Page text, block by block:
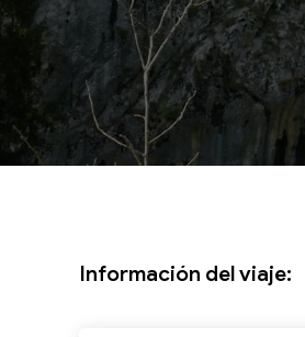
Información del viaje: